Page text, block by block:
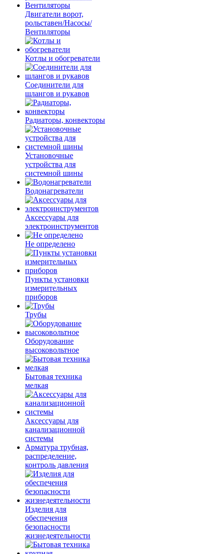
Двигатели ворот,
рольставен/Насосы/
Вентиляторы
Котлы и обогреватели
Соединители для
шлангов и рукавов
Радиаторы, конвекторы
Установочные
устройства для
системной шины
Водонагреватели
Аксессуары для
электроинструментов
Не определено
Пункты установки
измерительных
приборов
Трубы
Оборудование
высоковольтное
Бытовая техника
мелкая
Аксессуары для
канализационной
системы
Арматура трубная,
распределение,
контроль давления
Изделия для
обеспечения
безопасности
жизнедеятельности